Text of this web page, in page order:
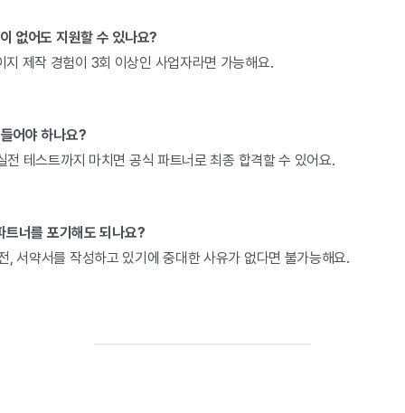
없어도 지원할 수 있나요?
지 제작 경험이 3회 이상인 사업자라면 가능해요.
어야 하나요?
전 테스트까지 마치면 공식 파트너로 최종 합격할 수 있어요.
트너를 포기해도 되나요?
, 서약서를 작성하고 있기에 중대한 사유가 없다면 불가능해요.